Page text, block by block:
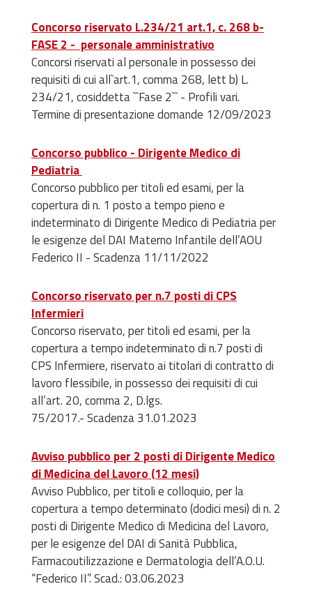
Concorso riservato L.234/21 art.1, c. 268 b-
FASE 2 - personale amministrativo
Concorsi riservati al personale in possesso dei
requisiti di cui all`art.1, comma 268, lett b) L.
234/21, cosiddetta ``Fase 2`` - Profili vari.
Termine di presentazione domande 12/09/2023
Concorso pubblico - Dirigente Medico di
Pediatria
Concorso pubblico per titoli ed esami, per la
copertura di n. 1 posto a tempo pieno e
indeterminato di Dirigente Medico di Pediatria per
le esigenze del DAI Materno Infantile dell’AOU
Federico II -Scadenza 11/11/2022
Concorso riservato per n.7 posti di CPS
Infermieri
Concorso riservato, per titoli ed esami, per la
copertura a tempo indeterminato di n.7 posti di
CPS Infermiere, riservato ai titolari di contratto di
lavoro flessibile, in possesso dei requisiti di cui
all’art. 20, comma 2, D.lgs.
75/2017.-Scadenza 31.01.2023
Avviso pubblico per 2 posti di Dirigente Medico
di Medicina del Lavoro (12 mesi)
Avviso Pubblico, per titoli e colloquio, per la
copertura a tempo determinato (dodicimesi) di n. 2
posti di Dirigente Medico di Medicina del Lavoro,
per le esigenze del DAI di Sanità Pubblica,
Farmacoutilizzazione e Dermatologia dell’A.O.U.
“Federico II”.Scad.: 03.06.2023